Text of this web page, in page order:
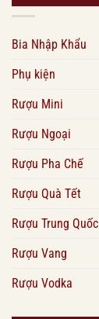
Bia Nhập Khẩu
Phụ kiện
Rượu Mini
Rượu Ngoại
Rượu Pha Chế
Rượu Quà Tết
Rượu Trung Quốc
Rượu Vang
Rượu Vodka